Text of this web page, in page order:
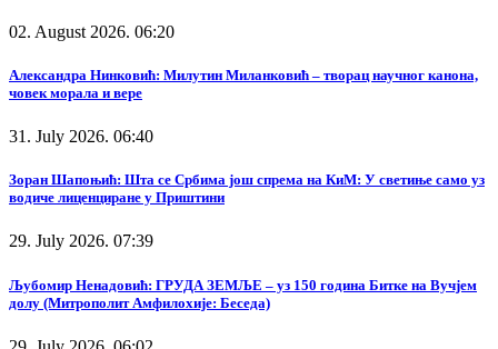
02. August 2026. 06:20
Александра Нинковић: Милутин Миланковић – творац научног канона,
човек морала и вере
31. July 2026. 06:40
Зоран Шапоњић: Шта се Србима још спрема на КиМ: У светиње само уз
водиче лиценциране у Приштини
29. July 2026. 07:39
Љубомир Ненадовић: ГРУДА ЗЕМЉЕ – уз 150 година Битке на Вучјем
долу (Митрополит Амфилохије: Беседа)